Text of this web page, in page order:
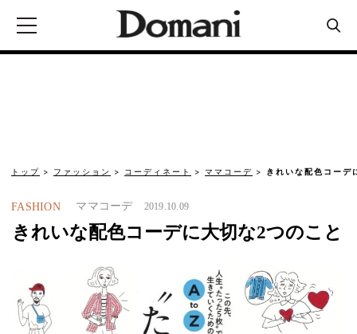
トップ ファッション コーディネート ママコーデ きれいな配色コーデ
FASHION ママコーデ 2019.10.09
きれいな配色コーデに大切な2つのこと